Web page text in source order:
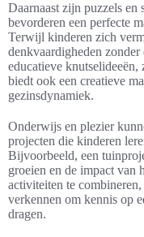
Daarnaast zijn puzzels en
bevorderen een perfecte
Terwijl kinderen zich
denkvaardigheden
educatieve knutselideeën,
biedt ook een creatieve
gezinsdynamiek.
Onderwijs en plezier
projecten die kinderen
Bijvoorbeeld, een
groeien en de impact van
activiteiten te
verkennen om kennis op
dragen.